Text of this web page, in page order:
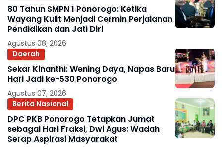
80 Tahun SMPN 1 Ponorogo: Ketika
Wayang Kulit Menjadi Cermin Perjalanan
Pendidikan dan Jati Diri
Agustus 08, 2026
Daerah
Sekar Kinanthi: Wening Daya, Napas Baru
Hari Jadi ke-530 Ponorogo
Agustus 07, 2026
Berita Nasional
DPC PKB Ponorogo Tetapkan Jumat
sebagai Hari Fraksi, Dwi Agus: Wadah
Serap Aspirasi Masyarakat